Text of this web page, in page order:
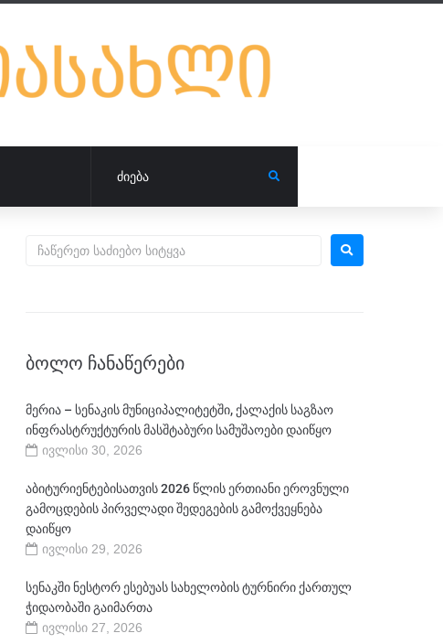
ᲑᲝᲚᲝ ᲩᲐᲜᲐᲬᲔᲠᲔᲑᲘ
მერია – სენაკის მუნიციპალიტეტში, ქალაქის საგზაო
ინფრასტრუქტურის მასშტაბური სამუშაოები დაიწყო
ივლისი 30, 2026
აბიტურიენტებისათვის 2026 წლის ერთიანი ეროვნული
გამოცდების პირველადი შედეგების გამოქვეყნება
დაიწყო
ივლისი 29, 2026
სენაკში ნესტორ ესებუას სახელობის ტურნირი ქართულ
ჭიდაობაში გაიმართა
ივლისი 27, 2026